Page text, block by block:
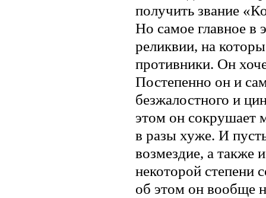
получить звание
Но самое главное в
реликвии, на
противники. Он
Постепенно он и
безжалостного и
этом он сокрушает
в разы хуже. И
возмездие, а также
некоторой степени
об этом он вообще